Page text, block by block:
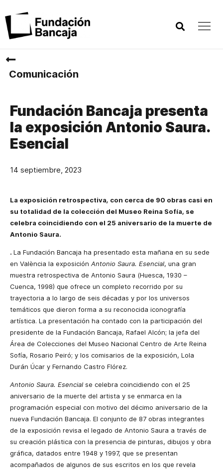
Comunicación
Fundación Bancaja presenta
la exposición Antonio Saura.
Esencial
14 septiembre, 2023
La exposición retrospectiva, con cerca de 90 obras casi en
su totalidad de la colección del Museo Reina Sofía, se
celebra coincidiendo con el 25 aniversario de la muerte de
Antonio Saura.
. La Fundación Bancaja ha presentado esta mañana en su sede
en València la exposición Antonio Saura. Esencial, una gran
muestra retrospectiva de Antonio Saura (Huesca, 1930 –
Cuenca, 1998) que ofrece un completo recorrido por su
trayectoria a lo largo de seis décadas y por los universos
temáticos que dieron forma a su reconocida iconografía
artística. La presentación ha contado con la participación del
presidente de la Fundación Bancaja, Rafael Alcón; la jefa del
Área de Colecciones del Museo Nacional Centro de Arte Reina
Sofía, Rosario Peiró; y los comisarios de la exposición, Lola
Durán Úcar y Fernando Castro Flórez.
Antonio Saura. Esencial se celebra coincidiendo con el 25
aniversario de la muerte del artista y se enmarca en la
programación especial con motivo del décimo aniversario de la
nueva Fundación Bancaja. El conjunto de 87 obras integrantes
de la exposición revisa el legado de Antonio Saura a través de
su creación plástica con la presencia de pinturas, dibujos y obra
gráfica, datados entre 1948 y 1997, que se presentan
acompañados de algunos de sus escritos en los que revela